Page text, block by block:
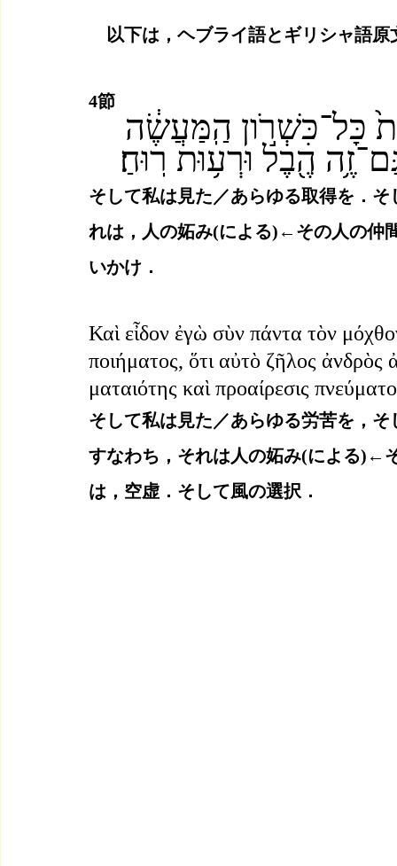
以下は，ヘブライ語とギリシャ語原
4節
כָּל־כִּשְׁרֹ֣ון הַֽמַּעֲשֶׂ֔ה
הֶ֖בֶל וּרְע֥וּת רֽוּחַ׃
そして私は見た／あらゆる取得を．
れは，人の妬み(による)←その人の仲
いかけ．
Καὶ εἶδον ἐγὼ σὺν πάντα τὸν
ποιήματος, ὅτι αὐτὸ ζῆλος ἀνδρὸς
ματαιότης καὶ προαίρεσις
そして私は見た／あらゆる労苦を，
すなわち，それは人の妬み(による)←
は，空虚．そして風の選択．